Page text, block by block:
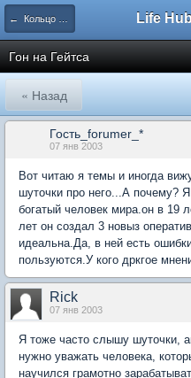
← Кольцо Времени
Гон на Гейтса
« Назад
Гость_forumer_*
07 янв 2003
Вот читаю я темы и иногда
шуточки про него...А почему?
богатый человек мира.он в 19
лет он создал 3 новыз
идеальна.Да, в ней есть
пользуются.У кого дркгое
Rick
07 янв 2003
Я тоже часто слышу шуточки,
нужно уважать человека,
научился грамотно